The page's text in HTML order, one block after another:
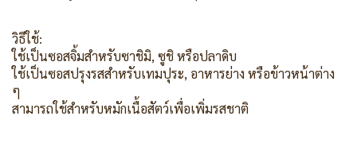
วิธีใช้:
ใช้เป็นซอสจิ้มสำหรับซาชิมิ, ซูชิ หรือปลาดิบ
ใช้เป็นซอสปรุงรสสำหรับเทมปุระ, อาหารย่าง หรือข้าวหน้าต่าง
ๆ
สามารถใช้สำหรับหมักเนื้อสัตว์เพื่อเพิ่มรสชาติ